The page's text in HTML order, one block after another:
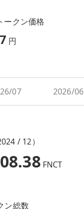
ークン価格
円
07 2026/06
/ 12）
FNCT
ン総数